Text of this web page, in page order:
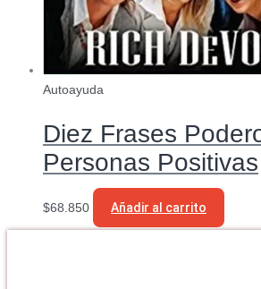
Autoayuda
Diez Frases
Personas Positivas
$68.850 Añadir al carrito